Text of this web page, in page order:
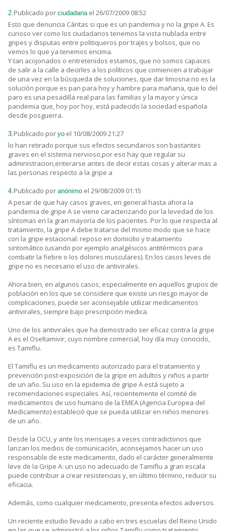
2.Publicado por ciudadana el 26/07/2009 08:52
Esto que denuncia Cáritas si que es un pandemia y no la gripe A. Es
curioso ver como los ciudadanos tenemos la vista nublada entre
gripes y disputas entre politiqueros por trajes y bolsos, que no
vemos lo que ya tenemos encima.
Y tan acojonados o entretenidos estamos, que no somos capaces
de salir a la calle a decirles a los políticos que comiencen a trabajar
de una vez en la búsqueda de soluciones, que dar limosna no es la
solución porque es pan para hoy y hambre para mañana, que lo del
paro es una pesadilla real para las familias y la mayor y única
pandemia que, hoy por hoy, está padecido la sociedad española
desde posguerra.
3.Publicado por yo el 10/08/2009 21:27
lo han retirado porque sus efectos secundarios son bastantes
graves en el sistema nervioso,por eso hay que regular su
administracion,enterarse antes de decir estas cosas y alterar mas a
las personas respecto a la gripe a
4.Publicado por anónimo el 29/08/2009 01:15
A pesar de que hay casos graves, en general hasta ahora la
pandemia de gripe A se viene caracterizando por la levedad de los
síntomas en la gran mayoría de los pacientes. Por lo que respecta al
tratamiento, la gripe A debe tratarse del mismo modo que se hace
con la gripe estacional: reposo en domicilio y tratamiento
sintomático (usando por ejemplo analgésicos antitérmicos para
combatir la fiebre o los dolores musculares). En los casos leves de
gripe no es necesario el uso de antivirales.
Ahora bien, en algunos casos, especialmente en aquellos grupos de
población en los que se considere que existe un riesgo mayor de
complicaciones, puede ser aconsejable utilizar medicamentos
antivirales, siempre bajo prescripción medica.
Uno de los antivirales que ha demostrado ser eficaz contra la gripe
A es el Oseltamivir, cuyo nombre comercial, hoy día muy conocido,
es Tamiflu.
El Tamiflu es un medicamento autorizado para el tratamiento y
prevención post-exposición de la gripe en adultos y niños a partir
de un año. Su uso en la epidemia de gripe A está sujeto a
recomendaciones especiales. Así, recientemente el comité de
medicamentos de uso humano de la EMEA (Agencia Europea del
Medicamento) estableció que se pueda utilizar en niños menores
de un año.
Desde la OCU, y ante los mensajes a veces contradictorios que
lanzan los medios de comunicación, aconsejamos hacer un uso
responsable de este medicamento, dado el carácter generalmente
leve de la Gripe A: un uso no adecuado de Tamiflu a gran escala
puede contribuir a crear resistencias y, en último término, reducir su
eficacia.
Además, como cualquier medicamento, presenta efectos adversos.
Un reciente estudio llevado a cabo en tres escuelas del Reino Unido